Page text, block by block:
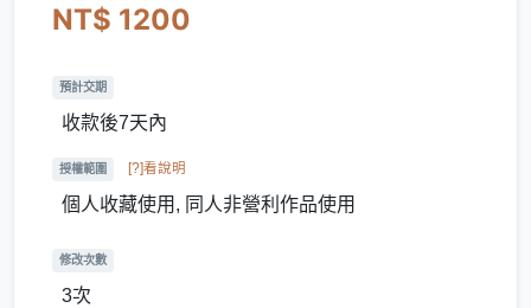
NT$ 1200
預計交期
收款後7天內
授權範圍 [?]看說明
個人收藏使用, 同人非營利作品使用
修改次數
3次